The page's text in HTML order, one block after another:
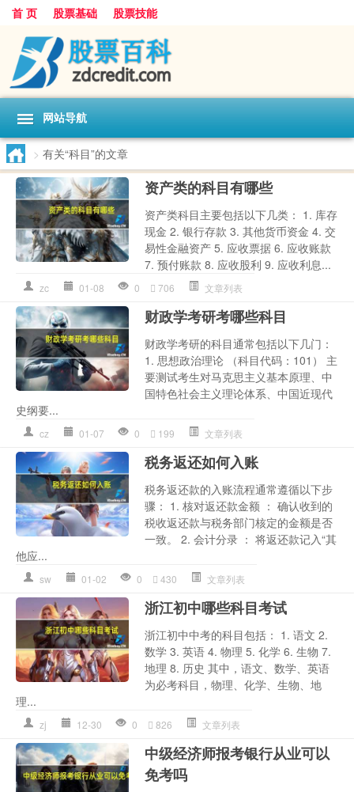
首 页 股票基础 股票技能
网站导航
> 有关“科目”的文章
资产类的科目有哪些
资产类科目主要包括以下几类： 1. 库存
现金 2. 银行存款 3. 其他货币资金 4. 交
易性金融资产 5. 应收票据 6. 应收账款
7. 预付账款 8. 应收股利 9. 应收利息...
zc 01-08 0 706 文章列表
财政学考研考哪些科目
财政学考研的科目通常包括以下几门：
1. 思想政治理论 （科目代码：101） 主
要测试考生对马克思主义基本原理、中
国特色社会主义理论体系、中国近现代
史纲要...
cz 01-07 0 199 文章列表
税务返还如何入账
税务返还款的入账流程通常遵循以下步
骤： 1. 核对返还款金额 ： 确认收到的
税收返还款与税务部门核定的金额是否
一致。 2. 会计分录 ： 将返还款记入“其
他应...
sw 01-02 0 430 文章列表
浙江初中哪些科目考试
浙江初中中考的科目包括： 1. 语文 2.
数学 3. 英语 4. 物理 5. 化学 6. 生物 7.
地理 8. 历史 其中，语文、数学、英语
为必考科目，物理、化学、生物、地
理...
zj 12-30 0 826 文章列表
中级经济师报考银行从业可以
免考吗